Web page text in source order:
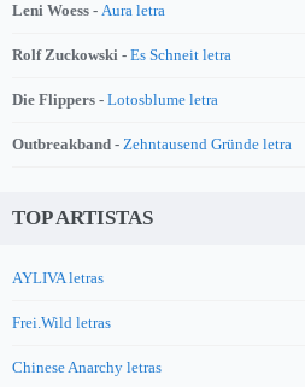
Leni Woess - Aura letra
Rolf Zuckowski - Es Schneit letra
Die Flippers - Lotosblume letra
Outbreakband - Zehntausend Gründe letra
TOP ARTISTAS
AYLIVA letras
Frei.Wild letras
Chinese Anarchy letras